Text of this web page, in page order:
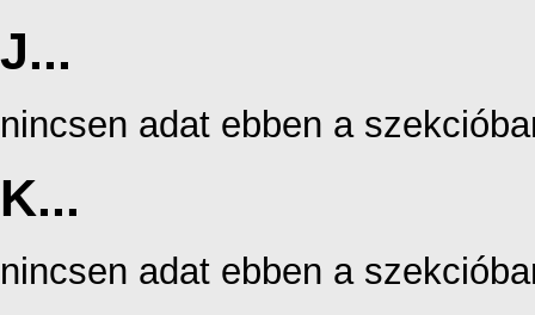
J...
nincsen adat ebben a
K...
nincsen adat ebben a